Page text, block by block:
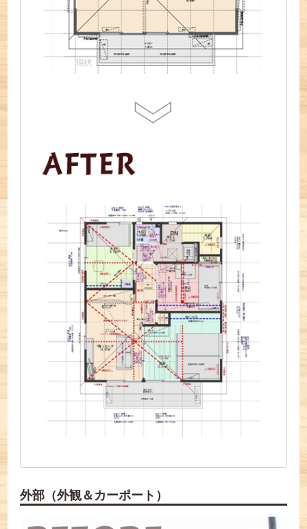
外部（外観＆カーポート）